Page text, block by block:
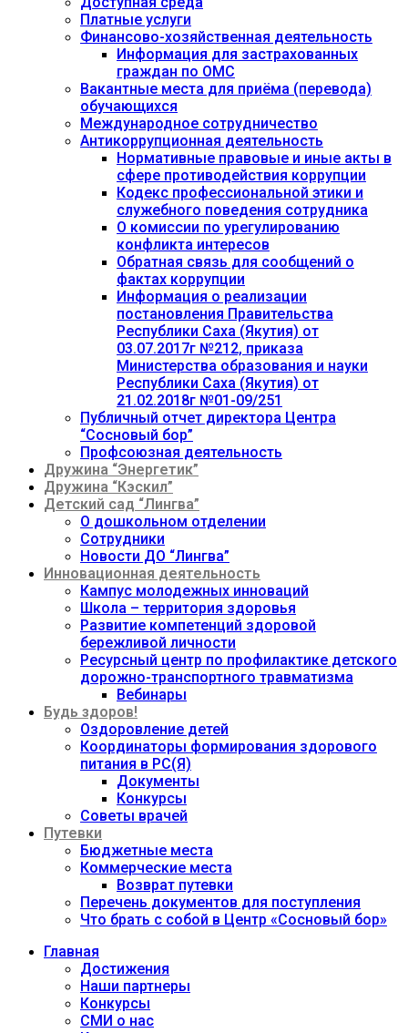
Платные услуги
Финансово-хозяйственная деятельность
Информация для застрахованных
граждан по ОМС
Вакантные места для приёма (перевода)
обучающихся
Международное сотрудничество
Антикоррупционная деятельность
Нормативные правовые и иные акты в
сфере противодействия коррупции
Кодекс профессиональной этики и
служебного поведения сотрудника
О комиссии по урегулированию
конфликта интересов
Обратная связь для сообщений о
фактах коррупции
Информация о реализации
постановления Правительства
Республики Саха (Якутия) от
03.07.2017г №212, приказа
Министерства образования и науки
Республики Саха (Якутия) от
21.02.2018г №01-09/251
Публичный отчет директора Центра
“Сосновый бор”
Профсоюзная деятельность
Дружина “Энергетик”
Дружина “Кэскил”
Детский сад “Лингва”
О дошкольном отделении
Сотрудники
Новости ДО “Лингва”
Инновационная деятельность
Кампус молодежных инноваций
Школа – территория здоровья
Развитие компетенций здоровой
бережливой личности
Ресурсный центр по профилактике детского
дорожно-транспортного травматизма
Вебинары
Будь здоров!
Оздоровление детей
Координаторы формирования здорового
питания в РС(Я)
Документы
Конкурсы
Советы врачей
Путевки
Бюджетные места
Коммерческие места
Возврат путевки
Перечень документов для поступления
Что брать с собой в Центр «Сосновый бор»
Главная
Достижения
Наши партнеры
Конкурсы
СМИ о нас